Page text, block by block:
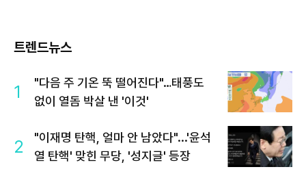
트렌드뉴스
1
"다음 주 기온 뚝 떨어진다"…태풍도
없이 열돔 박살 낸 '이것'
2
"이재명 탄핵, 얼마 안 남았다"...'윤석
열 탄핵' 맞힌 무당, '성지글' 등장